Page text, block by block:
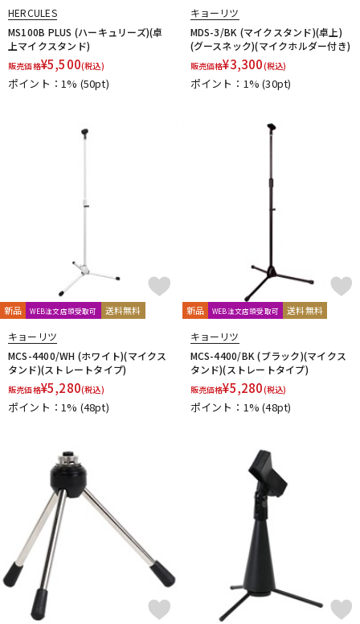
HERCULES
MS100B PLUS (ハーキュリーズ)(卓
上マイクスタンド)
販売価格¥5,500(税込)
ポイント：1% (50pt)
キョーリツ
MDS-3/BK (マイクスタンド)(卓上)
(グースネック)(マイクホルダー付き)
販売価格¥3,300(税込)
ポイント：1%(30pt)
新品 WEB注文店頭受取可 送料無料
キョーリツ
MCS-4400/WH (ホワイト)(マイクス
タンド)(ストレートタイプ)
販売価格¥5,280(税込)
ポイント：1% (48pt)
新品 WEB注文店頭受取可 送料無料
キョーリツ
MCS-4400/BK (ブラック)(マイクス
タンド)(ストレートタイプ)
販売価格¥5,280(税込)
ポイント：1%(48pt)